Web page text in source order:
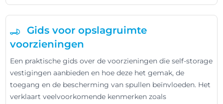
Gids voor opslagruimte
voorzieningen
Een praktische gids over de voorzieningen die self-storage
vestigingen aanbieden en hoe deze het gemak, de
toegang en de bescherming van spullen beïnvloeden. Het
verklaart veelvoorkomende kenmerken zoals